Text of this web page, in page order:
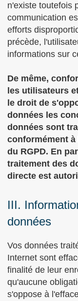
n'existe toutefois
communication
efforts
précède,
informations sur
De même,
les utilisateurs
le droit de
données les
données sont
conformément
du RGPD. En
traitement des
directe est
III.
données
Vos données
Internet sont
finalité de leur
qu'aucune
s'oppose à